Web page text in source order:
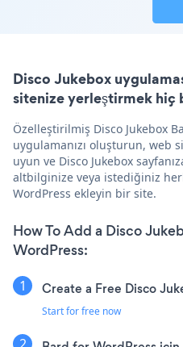
Disco Jukebox
sitenize yerleştirmek hiç
Özelleştirilmiş Disco Jukebox
uygulamanızı oluşturun, web
uyun ve Disco Jukebox
altbilginize veya istediğiniz
WordPress ekleyin bir site.
How To Add a Disco
WordPress:
Create a Free Disco
Start for free now